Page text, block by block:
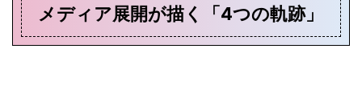
メディア展開が描く「4つの軌跡」